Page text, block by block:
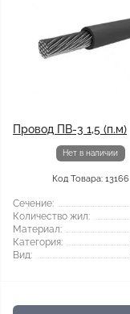
Провод ПВ-3 1,5 (п.м)
Нет в наличии
Код Товара: 13166
Сечение:
Количество жил:
Материал:
Категория:
Вид: